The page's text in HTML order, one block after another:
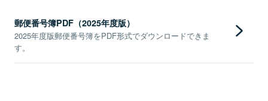
郵便番号簿PDF（2025年度版）
2025年度版郵便番号簿をPDF形式でダウンロードできま
す。